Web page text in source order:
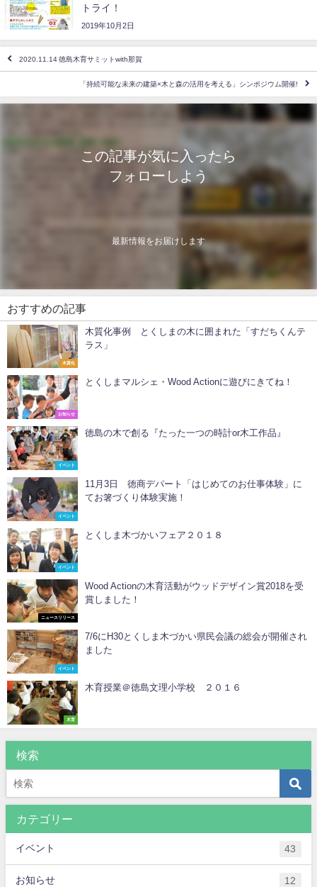
トライ！
2019年10月2日
2020.11.14 徳島木育サミットwith那賀
「持続可能な未来の建築×木と森の活用を考える」シンポジウム開催!
この記事が気に入ったら
フォローしよう
最新情報をお届けします
おすすめの記事
木質化
木質化事例 とくしまの木に囲まれた「すだちくんテ
ラス」
お知らせ
とくしまマルシェ・Wood Actionに遊びにきてね！
イベント
徳島の木で創る『たった一つの時計or木工作品』
イベント
11月3日 徳商デパート「はじめてのお仕事体験」に
てお箸づくり体験実施！
イベント
とくしま木づかいフェア２０１８
ニュースリリース
Wood Actionの木育活動がウッドデザイン賞2018を受
賞しました！
イベント
7/6にH30とくしま木づかい県民会議の総会が開催され
ました
木育
木育授業＠徳島文理小学校 ２０１６
検索
カテゴリー
イベント 43
お知らせ 12